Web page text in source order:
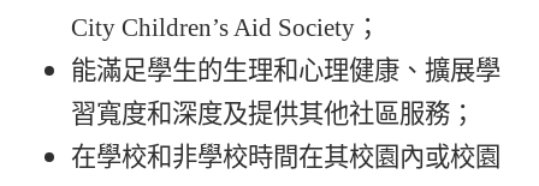
City Children’s Aid Society；
能滿足學生的生理和心理健康、擴展學
習寬度和深度及提供其他社區服務；
在學校和非學校時間在其校園內或校園